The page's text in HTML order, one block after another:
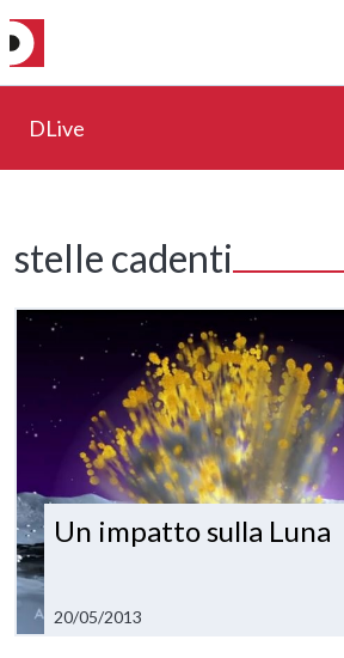
DLive
stelle cadenti
Un impatto sulla Luna
20/05/2013